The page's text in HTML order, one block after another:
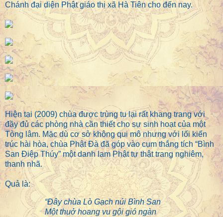
Chánh đại diện Phật giáo thị xã Hà Tiên cho đến nay.
Hiện tại (2009) chùa được trùng tu lại rất khang trang với
đầy đủ các phòng nhà cần thiết cho sự sinh hoạt của một
Tòng lâm. Mặc dù cơ sở không qui mô nhưng với lối kiến
trúc hài hòa, chùa Phật Đà đã góp vào cụm thắng tích “Bình
San Điệp Thúy” một danh lam Phật tự thật trang nghiêm,
thanh nhã.
Quả là:
“Đây chùa Lò Gạch núi Bình San
Một thuở hoang vu gội gió ngàn